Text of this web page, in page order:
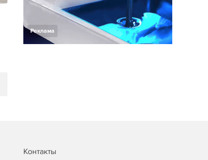
Реклама
Контакты